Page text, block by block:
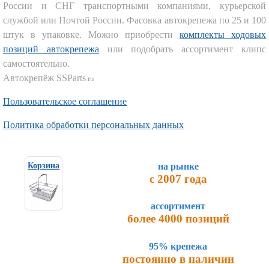
России и СНГ транспортными компаниями, курьерской
службой или Почтой России. Фасовка автокрепежа по 25 и 100
штук в упаковке. Можно приобрести комплекты ходовых
позиций автокрепежа или подобрать ассортимент клипс
самостоятельно.
Автокрепёж SSParts.ru
Пользовательское соглашение
Политика обработки персональных данных
Корзина на рынке
с 2007 года
ассортимент
более 4000 позиций
95% крепежа
постоянно в наличии